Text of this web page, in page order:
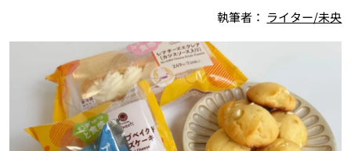
執筆者： ライター/未央